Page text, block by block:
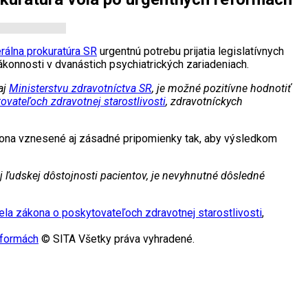
prokuratúra SR urgentnú potrebu prijatia legislatívnych
v dvanástich psychiatrických zariadeniach.
Ministerstvu zdravotníctva SR, je možné pozitívne hodnotiť
zdravotnej starostlivosti, zdravotníckych
vznesené aj zásadné pripomienky tak, aby výsledkom
ľudskej dôstojnosti pacientov, je nevyhnutné dôsledné
zákona o poskytovateľoch zdravotnej starostlivosti,
© SITA Všetky práva vyhradené.